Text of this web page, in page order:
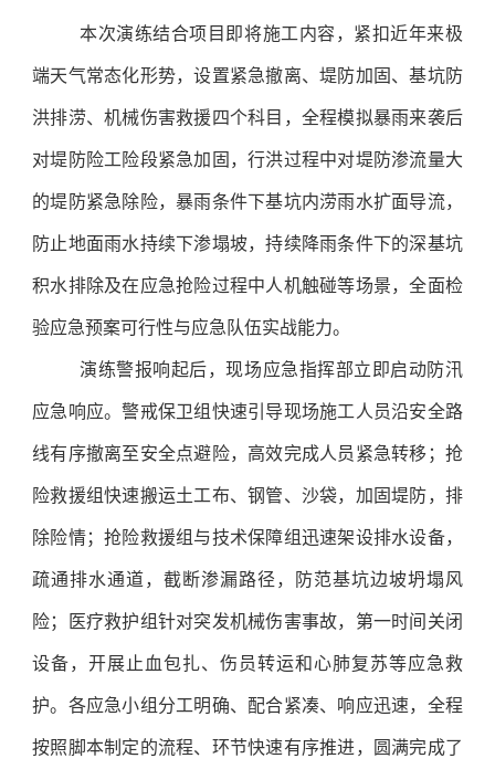
本次演练结合项目即将施工内容，紧扣近年来极
端天气常态化形势，设置紧急撤离、堤防加固、基坑防
洪排涝、机械伤害救援四个科目，全程模拟暴雨来袭后
对堤防险工险段紧急加固，行洪过程中对堤防渗流量大
的堤防紧急除险，暴雨条件下基坑内涝雨水扩面导流，
防止地面雨水持续下渗塌坡，持续降雨条件下的深基坑
积水排除及在应急抢险过程中人机触碰等场景，全面检
验应急预案可行性与应急队伍实战能力。
演练警报响起后，现场应急指挥部立即启动防汛
应急响应。警戒保卫组快速引导现场施工人员沿安全路
线有序撤离至安全点避险，高效完成人员紧急转移；抢
险救援组快速搬运土工布、钢管、沙袋，加固堤防，排
除险情；抢险救援组与技术保障组迅速架设排水设备，
疏通排水通道，截断渗漏路径，防范基坑边坡坍塌风
险；医疗救护组针对突发机械伤害事故，第一时间关闭
设备，开展止血包扎、伤员转运和心肺复苏等应急救
护。各应急小组分工明确、配合紧凑、响应迅速，全程
按照脚本制定的流程、环节快速有序推进，圆满完成了